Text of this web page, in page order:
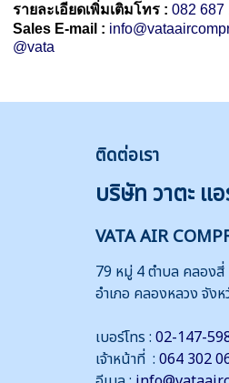
รายละเอียดเพิ่มเติมโทร :082 687
Sales E-mail :
@vata
ติดต่อเรา
บริษัท วาตะ แ
VATA AIR
79 หมู่ 4 ตำบล คลองสี่
อำเภอ คลองหลวง จัง
เบอร์โทร : 02-147-
เจ้าหน้าที่ : 064 302